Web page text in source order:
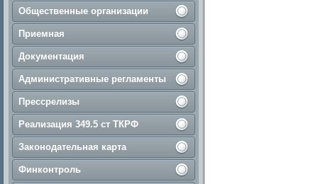
Общественные организации
Приемная
Документация
Административные регламенты
Прессрелизы
Реализация 349.5 ст ТКРФ
Законодательная карта
Финконтроль